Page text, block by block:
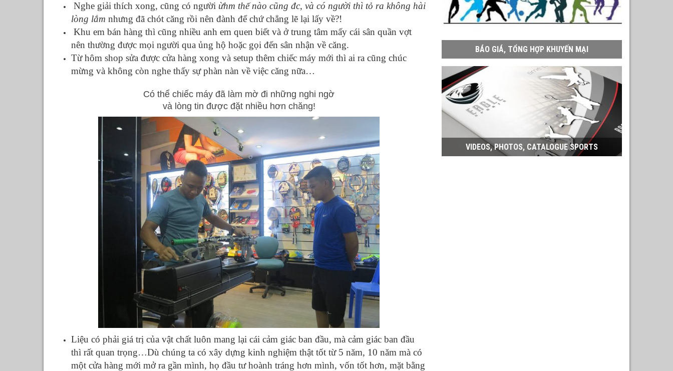
Nghe giải thích xong, cũng có người ừhm thế nào cũng đc, và có người thì tỏ ra không hài
lòng lắm nhưng đã chót căng rồi nên đành để chứ chẳng lẽ lại lấy về?!
Khu em bán hàng thì cũng nhiều anh em quen biết và ở trung tâm mấy cái sân quần vợt
nên thường được mọi người qua ủng hộ hoặc gọi đến sân nhận về căng.
Từ hôm shop sửa được cửa hàng xong và setup thêm chiếc máy mới thì ai ra cũng chúc
mừng và không còn nghe thấy sự phàn nàn về việc căng nữa…
Có thể chiếc máy đã làm mờ đi những nghi ngờ
và lòng tin được đặt nhiều hơn chăng!
Liệu có phải giá trị của vật chất luôn mang lại cái cảm giác ban đầu, mà cảm giác ban đầu
thì rất quan trọng…Dù chúng ta có xây dựng kinh nghiệm thật tốt từ 5 năm, 10 năm mà có
một cửa hàng mới mở ra gần mình, họ đầu tư hoành tráng hơn mình, vốn tốt hơn, mặt bằng
BÁO GIÁ, TỔNG HỢP KHUYẾN MẠI
VIDEOS, PHOTOS, CATALOGUE SPORTS